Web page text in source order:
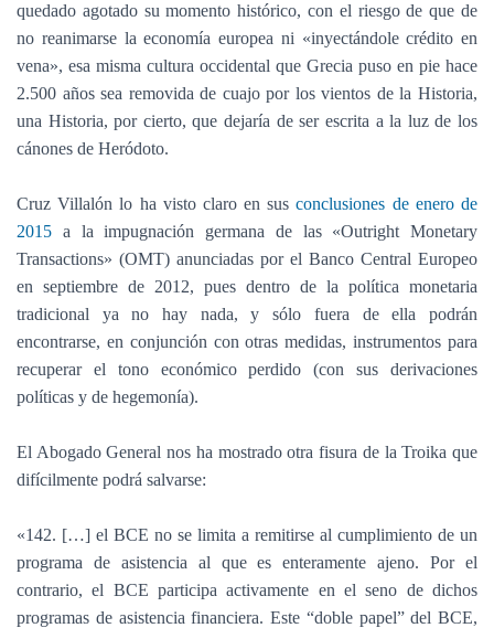
quedado agotado su momento histórico, con el riesgo de que de
no reanimarse la economía europea ni «inyectándole crédito en
vena», esa misma cultura occidental que Grecia puso en pie hace
2.500 años sea removida de cuajo por los vientos de la Historia,
una Historia, por cierto, que dejaría de ser escrita a la luz de los
cánones de Heródoto.
Cruz Villalón lo ha visto claro en susconclusiones de enero de
2015 a la impugnación germana de las «Outright Monetary
Transactions» (OMT) anunciadas por el Banco Central Europeo
en septiembre de 2012, pues dentro de la política monetaria
tradicional ya no hay nada, y sólo fuera de ella podrán
encontrarse, en conjunción con otras medidas, instrumentos para
recuperar el tono económico perdido (con sus derivaciones
políticas y de hegemonía).
El Abogado General nos ha mostrado otra fisura de la Troika que
difícilmente podrá salvarse:
«142. […] el BCE no se limita a remitirse al cumplimiento de un
programa de asistencia al que es enteramente ajeno. Por el
contrario, el BCE participa activamente en el seno de dichos
programas de asistencia financiera. Este “doble papel” del BCE,